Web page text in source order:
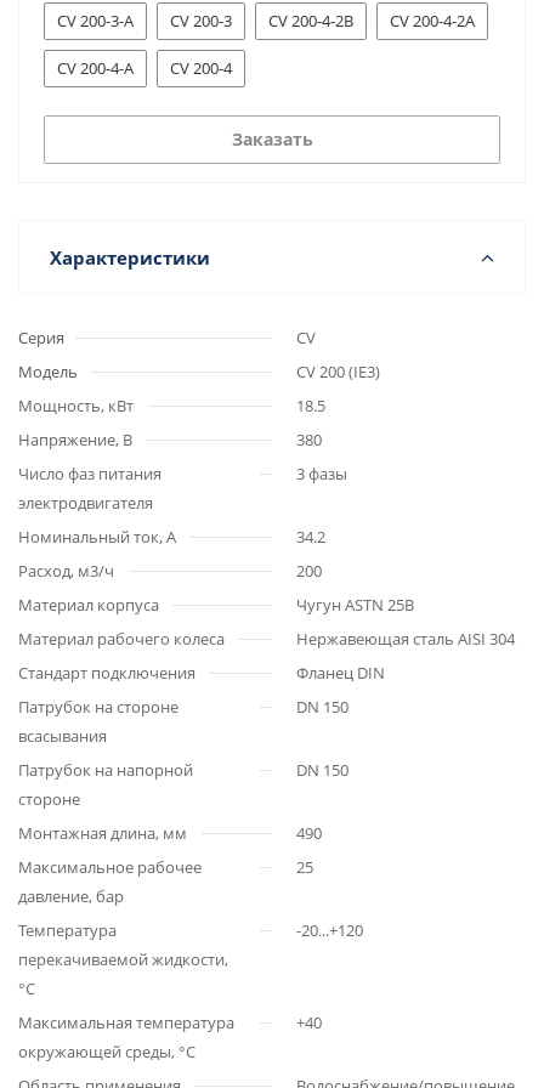
CV 200-3-А CV 200-3 CV 200-4-2В CV 200-4-2А
CV 200-4-А CV 200-4
Заказать
Характеристики
Серия
CV
Модель
CV 200 (IE3)
Мощность, кВт
18.5
Напряжение, В
380
Число фаз питания
электродвигателя
3 фазы
Номинальный ток, А
34.2
Расход, м3/ч
200
Материал корпуса
Чугун ASTN 25B
Материал рабочего колеса
Нержавеющая сталь AISI 304
Стандарт подключения
Фланец DIN
Патрубок на стороне
всасывания
DN 150
Патрубок на напорной
стороне
DN 150
Монтажная длина, мм
490
Максимальное рабочее
давление, бар
25
Температура
перекачиваемой жидкости,
°С
-20...+120
Максимальная температура
окружающей среды, °С
+40